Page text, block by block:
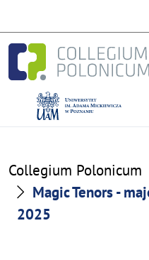
the
content
section
the
footer
section
Collegium Polonicum
Magic Tenors -
2025